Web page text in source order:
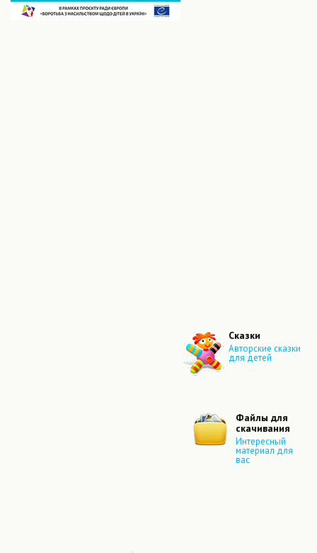
Сказки
Авторские сказки
для детей
Файлы для
скачивания
Интересный
материал для
вас